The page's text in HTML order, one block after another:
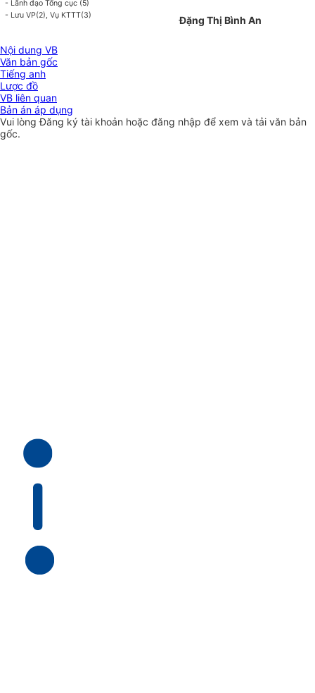
- Lãnh đạo Tổng cục (5)
- Lưu VP(2), Vụ KTTT(3)
Đặng Thị Bình An
Nội dung VB
Văn bản gốc
Tiếng anh
Lược đồ
VB liên quan
Bản án áp dụng
Vui lòngĐăng ký tài khoản hoặc đăng nhập để xem và tải văn bản
gốc.